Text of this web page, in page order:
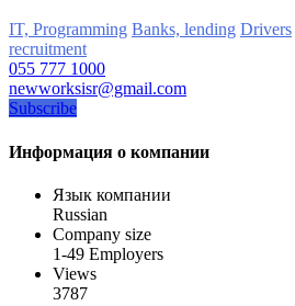
IT, Programming Banks, lending Drivers
recruitment
055 777 1000
newworksisr@gmail.com
Subscribe
Информация о компании
Язык компании
Russian
Company size
1-49 Employers
Views
3787